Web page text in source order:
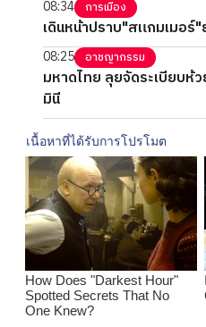
08:34 การเมือง
เดินหน้าปราบ"สแกมเมอ
08:25 อาชญากรรม
มหาดไทย ลุยจัดระเบียบห้
มินี